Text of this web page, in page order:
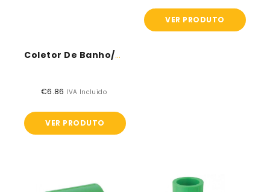
Coletor De Banho/Chuveiro - Tubo PPR
Preço
€6.86 IVA Incluido
VER PRODUTO
VER PRODUTO
-
-